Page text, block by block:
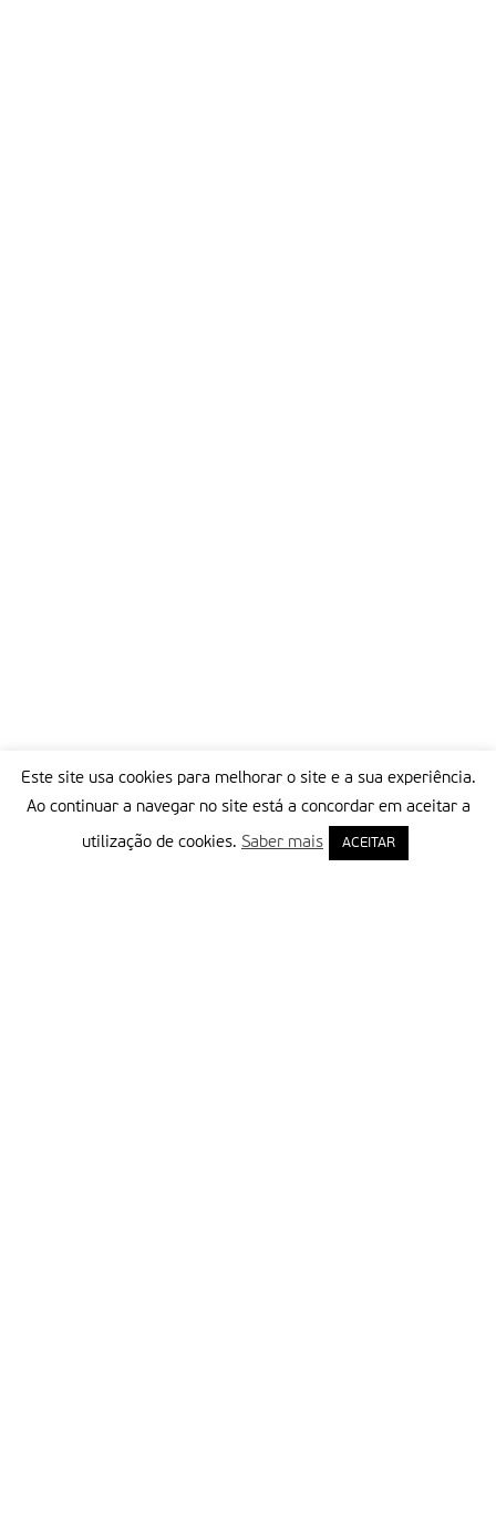
Este site usa cookies para melhorar o site e a sua experiência.
Ao continuar a navegar no site está a concordar em aceitar a
utilização de cookies. Saber mais ACEITAR